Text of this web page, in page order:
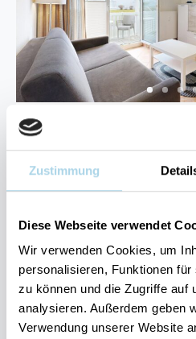
Zustimmung
Diese Webseite verwendet
Wir verwenden Cookies, um
personalisieren, Funktionen
zu können und die Zugriffe auf
analysieren. Außerdem geben
Verwendung unserer Website
Binzer Sterne 24
4.8
Herausragend
6 Bewertungen